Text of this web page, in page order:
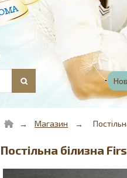
Магазин
Постільна білизна